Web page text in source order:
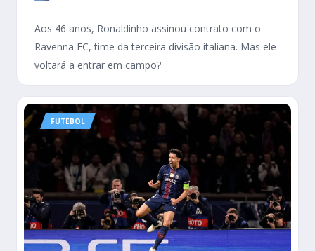
Aos 46 anos, Ronaldinho assinou contrato com o
Ravenna FC, time da terceira divisão italiana. Mas ele
voltará a entrar em campo?
FUTEBOL